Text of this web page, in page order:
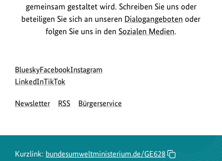
gemeinsam gestaltet wird. Schreiben Sie uns oder
beteiligen Sie sich an unseren Dialogangeboten oder
folgen Sie uns in den Sozialen Medien.
Social
Media
Blueskyzur
Bluesky-
des
Facebookzur
des
Instagram
des
LinkedInzur
Seite
zur
Seite
TikTok
Newsletter RSS Bürgerservice
Kurzlink: bundesumweltministerium.de/GE628